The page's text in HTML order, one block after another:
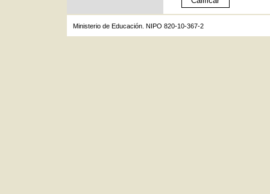
Ministerio de Educación. NIPO 820-10-367-2